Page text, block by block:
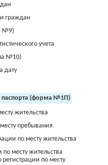
граждан
№9)
учета
№10)
дату
паспорта (форма №1П)
жительства
пребывания
по месту жительства
по месту жительства
по месту